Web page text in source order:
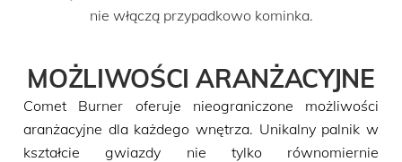
nie włączą przypadkowo kominka.
MOŻLIWOŚCI ARANŻACYJNE
Comet Burner oferuje nieograniczone możliwości
aranżacyjne dla każdego wnętrza. Unikalny palnik w
kształcie gwiazdy nie tylko równomiernie